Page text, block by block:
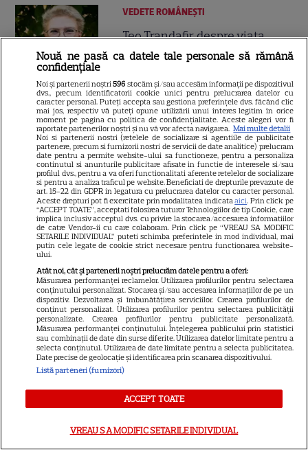
7
VEDETE ROMÂNEŞTI
Teo Trandafir, despre viața
după ce fiica ei, Maia, a plecat
de acasă: „Legătura dintre noi
nu ne-o ia nimeni”
Fiica legendei și-a făcut
debutul în televiziune: „Dacă
nu te văd în direct, dau în
judecată Liga!”
Incident neașteptat în direct »
Prezentatoarea TV a arătat mai
mult decât și-ar fi dorit: „Știe
ce face, e cu intenție”
Laura Cosoi a născut cea de-a
5-a fetiță! Ce nume vechi și
Nouă ne pasă ca datele tale personale să rămână
confidențiale
Noi și partenerii noștri596 stocăm și/sau accesăm informații pe dispozitivul
dvs., precum identificatorii cookie unici pentru prelucrarea datelor cu
caracter personal. Puteți accepta sau gestiona preferințele dvs. făcând clic
mai jos, respectiv vă puteți opune utilizării unui interes legitim în orice
moment pe pagina cu politica de confidențialitate. Aceste alegeri vor fi
raportate partenerilor noștri și nu vă vor afecta navigarea. Mai multe detalii
Noi si partenerii nostri (retelele de socializare si agentiile de publicitate
partenere, precum si furnizorii nostri de servicii de date analitice) prelucram
date pentru a permite website-ului sa functioneze, pentru a personaliza
continutul si anunturile publicitare afisate in functie de interesele si/sau
profilul dvs., pentru a va oferi functionalitati aferente retelelor de socializare
si pentru a analiza traficul pe website. Beneficiati de drepturile prevazute de
art. 15-22 din GDPR in legatura cu prelucrarea datelor cu caracter personal.
Aceste drepturi pot fi exercitate prin modalitatea indicataaici. Prin click pe
“ACCEPT TOATE”, acceptati folosirea tuturor Tehnologiilor de tip Cookie, care
implica inclusiv acceptul dvs. cu privire la stocarea/accesarea informatiilor
de catre Vendor-ii cu care colaboram. Prin click pe “VREAU SA MODIFIC
SETARILE INDIVIDUAL” puteti schimba preferintele in mod individual, mai
putin cele legate de cookie strict necesare pentru functionarea website-
ului.
Atât noi, cât și partenerii noștri prelucrăm datele pentru a oferi:
Măsurarea performanței reclamelor. Utilizarea profilurilor pentru selectarea
conținutului personalizat. Stocarea și/sau accesarea informațiilor de pe un
dispozitiv. Dezvoltarea și îmbunătățirea serviciilor. Crearea profilurilor de
conținut personalizat. Utilizarea profilurilor pentru selectarea publicității
personalizate. Crearea profilurilor pentru publicitate personalizată.
Măsurarea performanței conținutului. Înțelegerea publicului prin statistici
sau combinații de date din surse diferite. Utilizarea datelor limitate pentru a
selecta conținutul. Utilizarea de date limitate pentru a selecta publicitatea.
Date precise de geolocație și identificarea prin scanarea dispozitivului.
Listă parteneri (furnizori)
ACCEPT TOATE
VREAU SA MODIFIC SETARILE INDIVIDUAL